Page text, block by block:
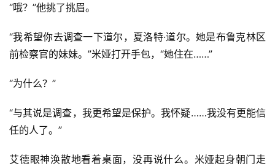
“哦？”他挑了挑眉。
“我希望你去调查一下道尔，夏洛特·道尔。她是布鲁克林区
前检察官的妹妹。”米娅打开手包，“她住在……”
“为什么？”
“与其说是调查，我更希望是保护。我怀疑……我没有更能信
任的人了。”
艾德眼神涣散地看着桌面，没再说什么。米娅起身朝门走